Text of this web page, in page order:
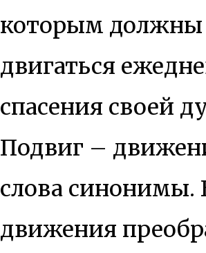
которым должны
двигаться
спасения своей
Подвиг –
слова синонимы.
движения